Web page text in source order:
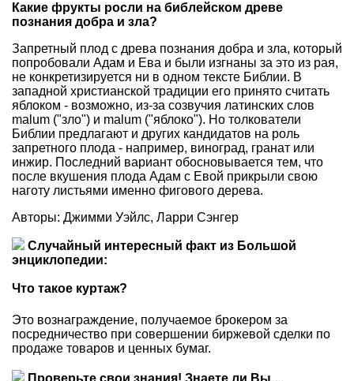
Какие фрукты росли на библейском древе
познания добра и зла?
Запретный плод с древа познания добра и зла, который
попробовали Адам и Ева и были изгнаны за это из рая,
не конкретизируется ни в одном тексте Библии. В
западной христианской традиции его принято считать
яблоком - возможно, из-за созвучия латинских слов
malum ("зло") и malum ("яблоко"). Но толкователи
Библии предлагают и других кандидатов на роль
запретного плода - например, виноград, гранат или
инжир. Последний вариант обосновывается тем, что
после вкушения плода Адам с Евой прикрыли свою
наготу листьями именно фигового дерева.
Авторы: Джимми Уэйлс, Ларри Сэнгер
Случайный интересный факт из Большой
энциклопедии:
Что такое куртаж?
Это вознаграждение, получаемое брокером за
посредничество при совершении биржевой сделки по
продаже товаров и ценных бумаг.
Проверьте свои знания! Знаете ли Вы...